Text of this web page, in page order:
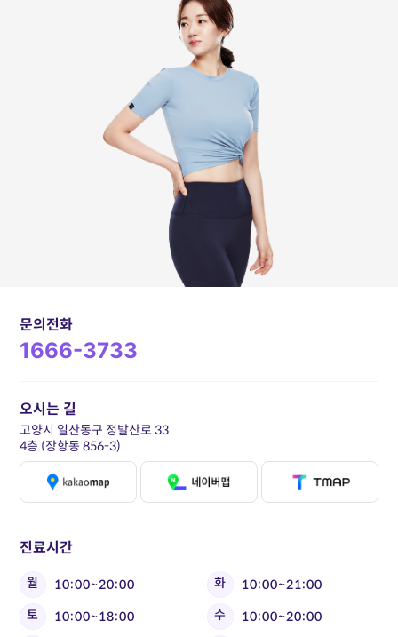
문의전화
1666-3733
진료시간
월 10:00~20:00 화
10:00~21:00
토
10:00~18:00 수 10:00~20:00
오시는 길
고양시 일산동구 정발산로 33
4층 (장항동 856-3)